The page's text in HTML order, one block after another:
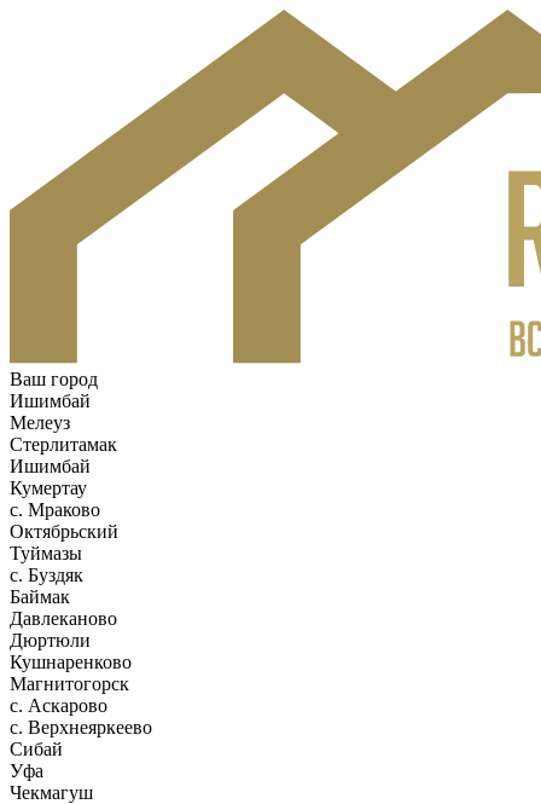
Ваш город
Ишимбай
Мелеуз
Стерлитамак
Ишимбай
Кумертау
c. Мраково
Октябрьский
Туймазы
c. Буздяк
Баймак
Давлеканово
Дюртюли
Кушнаренково
Магнитогорск
с. Аскарово
с. Верхнеяркеево
Сибай
Уфа
Чекмагуш